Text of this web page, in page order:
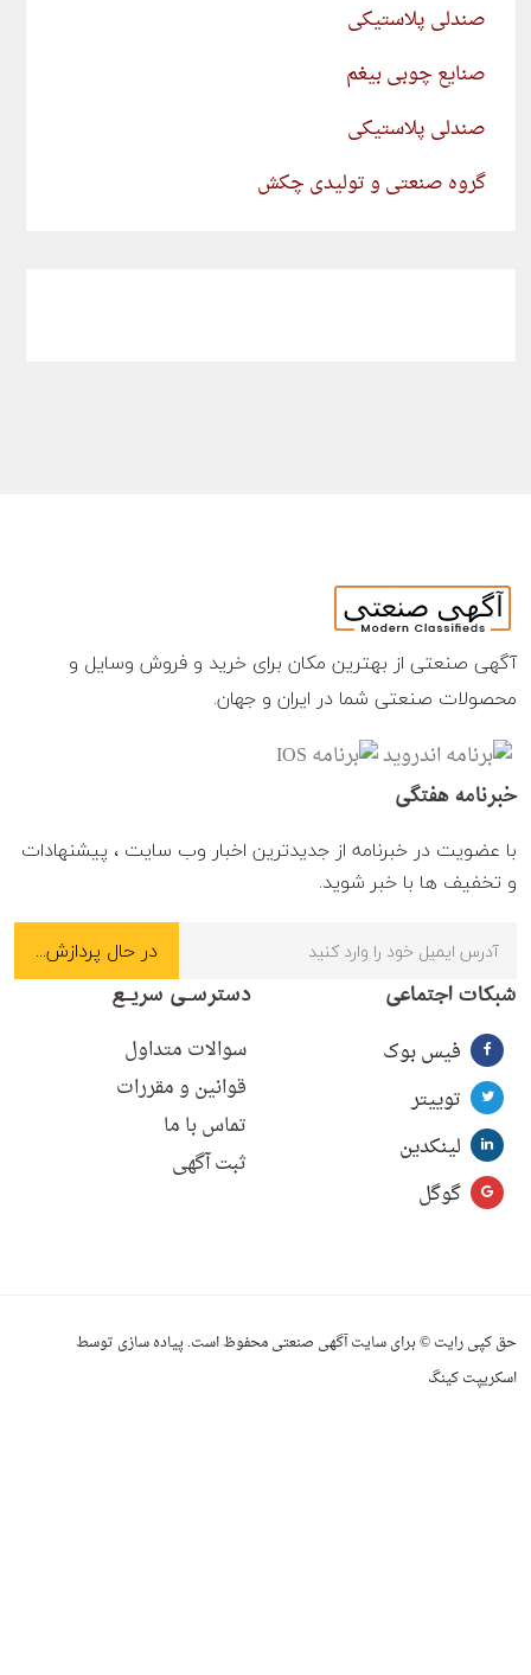
صندلی پلاستیکی
صنایع چوبی بیغم
صندلی پلاستیکی
گروه صنعتی و تولیدی چکش
آگهی صنعتی از بهترین مکان برای خرید و فروش وسایل و
محصولات صنعتی شما در ایران و جهان.
خبرنامه هفتگی
با عضویت در خبرنامه از جدیدترین اخبار وب سایت ، پیشنهادات
و تخفیف ها با خبر شوید.
شبکات اجتماعی
فیس بوک
توییتر
لینکدین
گوگل
دسترسـی سریـع
سوالات متداول
قوانین و مقررات
تماس با ما
ثبت آگهی
حق کپی رایت © برای سایت آگهی صنعتی محفوظ است. پیاده سازی توسط
اسکریپت کینگ